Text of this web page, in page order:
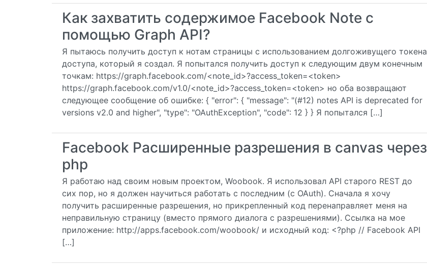
Как захватить содержимое Facebook Note с
помощью Graph API?
Я пытаюсь получить доступ к нотам страницы с использованием долгоживущего токена
доступа, который я создал. Я попытался получить доступ к следующим двум конечным
точкам: https://graph.facebook.com/<note_id>?access_token=<token>
https://graph.facebook.com/v1.0/<note_id>?access_token=<token> но оба возвращают
следующее сообщение об ошибке: { "error": { "message": "(#12) notes API is deprecated for
versions v2.0 and higher", "type": "OAuthException", "code": 12 } } Я попытался […]
Facebook Расширенные разрешения в canvas через
php
Я работаю над своим новым проектом, Woobook. Я использовал API старого REST до
сих пор, но я должен научиться работать с последним (с OAuth). Сначала я хочу
получить расширенные разрешения, но прикрепленный код перенаправляет меня на
неправильную страницу (вместо прямого диалога с разрешениями). Ссылка на мое
приложение: http://apps.facebook.com/woobook/ и исходный код: <?php // Facebook API
[…]